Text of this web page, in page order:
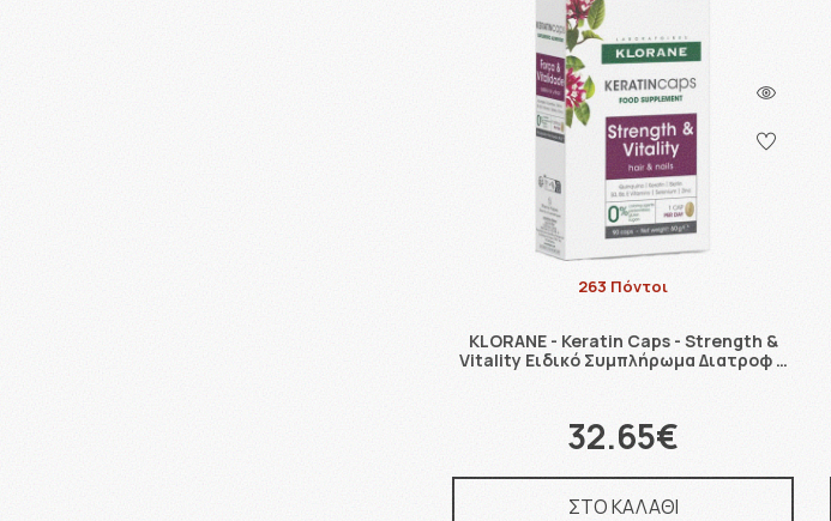
263 Πόντοι
KLORANE - Keratin Caps - Strength &
Vitality Ειδικό Συμπλήρωμα Διατροφ …
32.65€
ΣΤΟ ΚΑΛΑΘΙ